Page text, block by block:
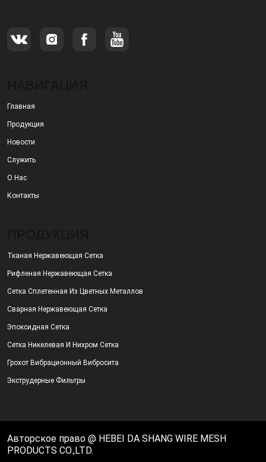
Главная
Продукция
Новости
Служить
О Нас
Контакты
Тканая Нержавеющая Сетка
Рифленая Нержавеющая Сетка
Сетка Сплетенная Из Цветных Металлов
Сварная Нержавеющая Сетка
Эпоксидная Сетка
Сетка Никелевая И Нихром Сетка
Грохот Вибрационный Вибросита
Экструдерные Фильтры
Авторское право @ HEBEI DA SHANG WIRE MESH
PRODUCTS CO.,LTD.